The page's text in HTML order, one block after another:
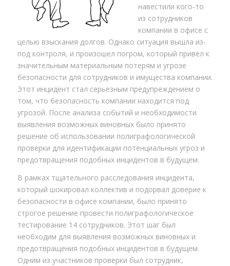
навестили кого-то
из сотрудников
компании в офисе с
целью взыскания долгов. Однако ситуация вышла из-
под контроля, и произошел погром, который привел к
значительным материальным потерям и угрозе
безопасности для сотрудников и имущества компании.
Этот инцидент стал серьезным предупреждением о
том, что безопасность компании находится под
угрозой. После анализа событий и необходимости
выявления возможных виновных было принято
решение об использовании полиграфологической
проверки для идентификации потенциальных угроз и
предотвращения подобных инцидентов в будущем.
В рамках тщательного расследования инцидента,
который шокировал коллектив и подорвал доверие к
безопасности в офисе компании, было принято
строгое решение провести полиграфологическое
тестирование 14 сотрудников. Этот шаг был
необходим для выявления возможных виновных и
предотвращения подобных инцидентов в будущем.
Одним из участников проверки был сотрудник,